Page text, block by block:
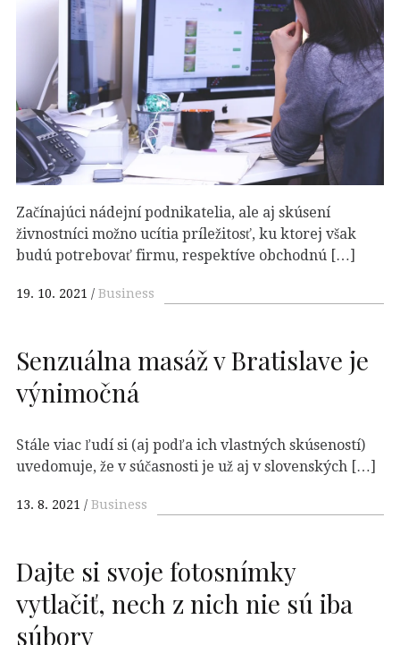
Začínajúci nádejní podnikatelia, ale aj skúsení
živnostníci možno ucítia príležitosť, ku ktorej však
budú potrebovať firmu, respektíve obchodnú […]
19. 10. 2021 Business
Senzuálna masáž v Bratislave je
výnimočná
Stále viac ľudí si (aj podľa ich vlastných skúseností)
uvedomuje, že v súčasnosti je už aj v slovenských […]
13. 8. 2021 Business
Dajte si svoje fotosnímky
vytlačiť, nech z nich nie sú iba
súbory